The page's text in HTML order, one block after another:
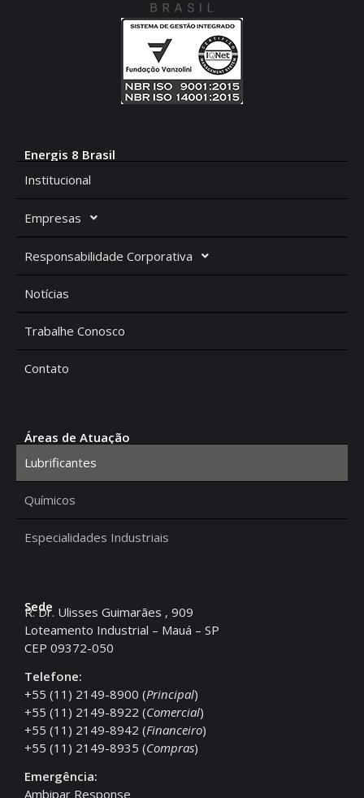
Energis 8 Brasil
Institucional
Empresas
Responsabilidade Corporativa
Notícias
Trabalhe Conosco
Contato
Áreas de Atuação
Lubrificantes
Químicos
Especialidades Industriais
Sede
R. Dr. Ulisses Guimarães , 909
Loteamento Industrial – Mauá – SP
CEP 09372-050
Telefone:
+55 (11) 2149-8900 (Principal)
+55 (11) 2149-8922 (Comercial)
+55 (11) 2149-8942 (Financeiro)
+55 (11) 2149-8935 (Compras)
Emergência:
Ambipar Response